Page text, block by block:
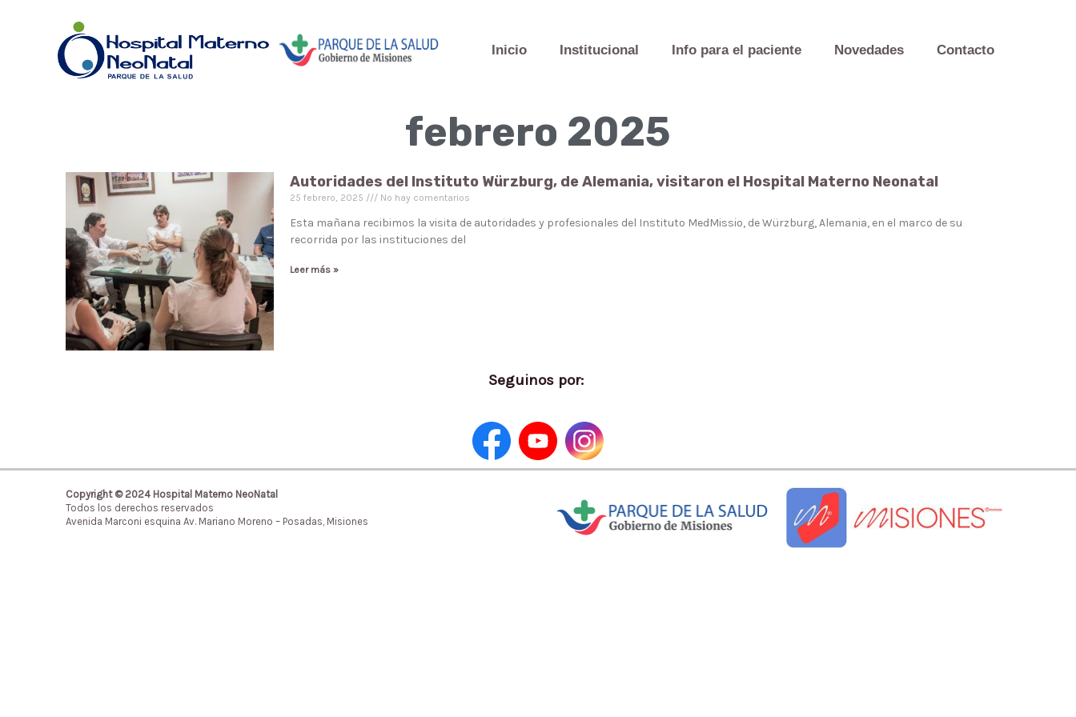
Inicio Institucional Info para el paciente Novedades Contacto
febrero 2025
Autoridades del Instituto Würzburg, de Alemania, visitaron el Hospital Materno Neonatal
25 febrero, 2025 No hay comentarios
Esta mañana recibimos la visita de autoridades y profesionales del Instituto MedMissio, de Würzburg, Alemania, en el marco de su
recorrida por las instituciones del
Leer más »
Seguinos por:
Copyright © 2024 Hospital Materno NeoNatal
Todos los derechos reservados
Avenida Marconi esquina Av. Mariano Moreno – Posadas, Misiones